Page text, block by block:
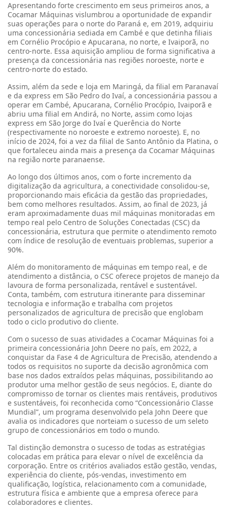
Apresentando forte crescimento em seus primeiros anos, a
Cocamar Máquinas vislumbrou a oportunidade de expandir
suas operações para o norte do Paraná e, em 2019, adquiriu
uma concessionária sediada em Cambé e que detinha filiais
em Cornélio Procópio e Apucarana, no norte, e Ivaiporã, no
centro-norte. Essa aquisição ampliou de forma significativa a
presença da concessionária nas regiões noroeste, norte e
centro-norte do estado.
Assim, além da sede e loja em Maringá, da filial em Paranavaí
e da express em São Pedro do Ivaí, a concessionária passou a
operar em Cambé, Apucarana, Cornélio Procópio, Ivaiporã e
abriu uma filial em Andirá, no Norte, assim como lojas
express em São Jorge do Ivaí e Querência do Norte
(respectivamente no noroeste e extremo noroeste). E, no
início de 2024, foi a vez da filial de Santo Antônio da Platina, o
que fortaleceu ainda mais a presença da Cocamar Máquinas
na região norte paranaense.
Ao longo dos últimos anos, com o forte incremento da
digitalização da agricultura, a conectividade consolidou-se,
proporcionando mais eficácia da gestão das propriedades,
bem como melhores resultados. Assim, ao final de 2023, já
eram aproximadamente duas mil máquinas monitoradas em
tempo real pelo Centro de Soluções Conectadas (CSC) da
concessionária, estrutura que permite o atendimento remoto
com índice de resolução de eventuais problemas, superior a
90%.
Além do monitoramento de máquinas em tempo real, e de
atendimento a distância, o CSC oferece projetos de manejo da
lavoura de forma personalizada, rentável e sustentável.
Conta, também, com estrutura itinerante para disseminar
tecnologia e informação e trabalha com projetos
personalizados de agricultura de precisão que englobam
todo o ciclo produtivo do cliente.
Com o sucesso de suas atividades a Cocamar Máquinas foi a
primeira concessionária John Deere no país, em 2022, a
conquistar da Fase 4 de Agricultura de Precisão, atendendo a
todos os requisitos no suporte da decisão agronômica com
base nos dados extraídos pelas máquinas, possibilitando ao
produtor uma melhor gestão de seus negócios. E, diante do
compromisso de tornar os clientes mais rentáveis, produtivos
e sustentáveis, foi reconhecida como “Concessionário Classe
Mundial”, um programa desenvolvido pela John Deere que
avalia os indicadores que norteiam o sucesso de um seleto
grupo de concessionários em todo o mundo.
Tal distinção demonstra o sucesso de todas as estratégias
colocadas em prática para elevar o nível de excelência da
corporação. Entre os critérios avaliados estão gestão, vendas,
experiência do cliente, pós-vendas, investimento em
qualificação, logística, relacionamento com a comunidade,
estrutura física e ambiente que a empresa oferece para
colaboradores e clientes.